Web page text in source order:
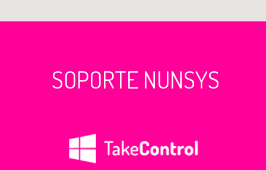
SOPORTE NUNSYS